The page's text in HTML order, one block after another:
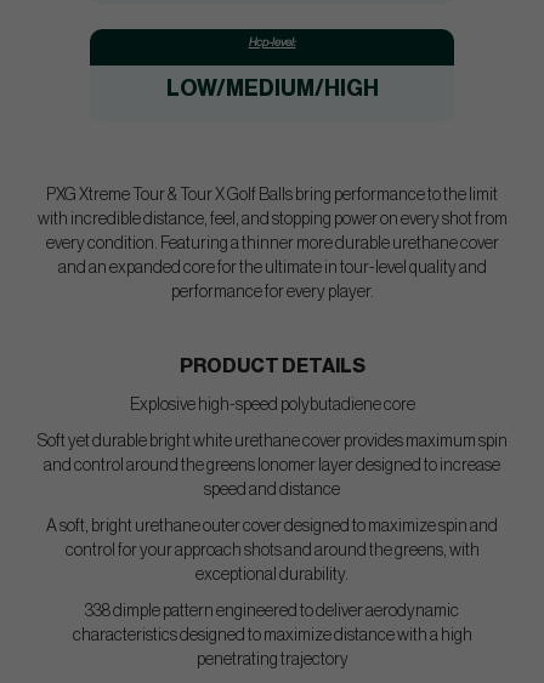
Hcp-level:
LOW/MEDIUM/HIGH
PXG Xtreme Tour & Tour X Golf Balls bring performance to the limit
with incredible distance, feel, and stopping power on every shot from
every condition. Featuring a thinner more durable urethane cover
and an expanded core for the ultimate in tour-level quality and
performance for every player.
PRODUCT DETAILS
Explosive high-speed polybutadiene core
Soft yet durable bright white urethane cover provides maximum spin
and control around the greens lonomer layer designed to increase
speed and distance
A soft, bright urethane outer cover designed to maximize spin and
control for your approach shots and around the greens, with
exceptional durability.
338 dimple pattern engineered to deliver aerodynamic
characteristics designed to maximize distance with a high
penetrating trajectory